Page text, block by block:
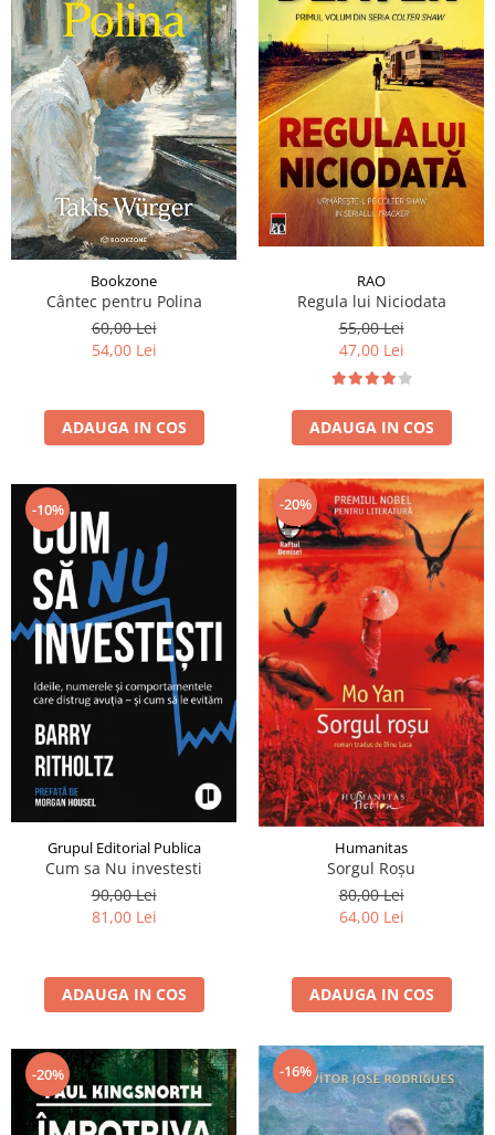
Bookzone
Cântec pentru Polina
60,00 Lei
54,00 Lei
ADAUGA IN COS
RAO
Regula lui Niciodata
55,00 Lei
47,00 Lei
ADAUGA IN COS
-10%
Grupul Editorial Publica
Cum sa Nu investesti
90,00 Lei
81,00 Lei
ADAUGA IN COS
-20%
Humanitas
Sorgul Roșu
80,00 Lei
64,00 Lei
ADAUGA IN COS
-20% -16%